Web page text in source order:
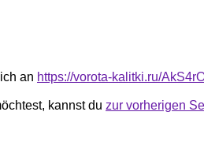
an https://vorota-kalitki.ru/
kannst du zur vorherigen